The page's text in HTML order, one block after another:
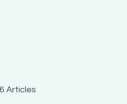
Articles